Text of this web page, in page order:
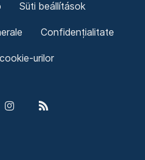
Süti beállítások
Confidențialitate
urilor